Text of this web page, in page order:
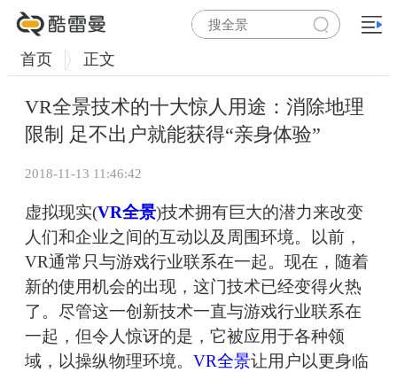
首页 正文
VR全景技术的十大惊人用途：消除地理
限制 足不出户就能获得“亲身体验”
2018-11-13 11:46:42
虚拟现实(VR全景)技术拥有巨大的潜力来改变
人们和企业之间的互动以及周围环境。以前，
VR通常只与游戏行业联系在一起。现在，随着
新的使用机会的出现，这门技术已经变得火热
了。尽管这一创新技术一直与游戏行业联系在
一起，但令人惊讶的是，它被应用于各种领
域，以操纵物理环境。 VR全景让用户以更身临